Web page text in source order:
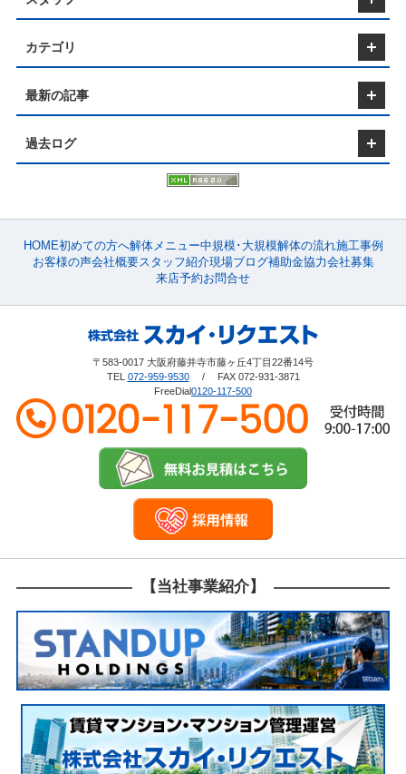
場合には解体工事業者と建設業者が別々になるケース
が一般的な為、事前に建設業者と解体工事業者と打ち
合わせをしておくと良いでしょう。 【農業用の土地
用として活用される方も少なくありません。 解体後
いないことが大前提です。 また、住宅用の土地から
農業用の土地として活用することが難しい場合もある
為農作物を育てるために土質と住宅用の土地には大き
な違いがあり、場合によっては農業用の土地として利
合】 建物の解体後に土地を売却する場合は仕上がり
す。 建物の解体後に少しでも土地の売却をお考えの
方は、整地方法にも費用をかけてみるのもひとつの手
段です。 【用途が決まってない場合】 建物の解体後
状態でその他の整地をしてしまうと後々に再整地しな
などを綺麗に取り除き、土地を平らにして最低限の状
態にしておくと、今後様々な選択肢が得られるでしょ
う。 ■整地の種類 【粗仕上げ（粗整地）】 粗整地
とは、整地の中でもとてもシンプルで解体後の土地を
平らにすることになります。 建物の解体工事を行う
とガラス・コンクリート等の破片や木くず等の様々な
産業廃棄物が発生するのでこれらの廃棄物を綺麗に取
り除いた土地を平らに整地することになります。 土
地を平らにする際には重機等の機械を使用して作業を
おこないます！ 粗整地は整地のなかでも最低限の方
法で、地面に破片やゴミ等はなく平らな土地になって
用を抑えて行うことができます！ 【真砂土整地】 真
砂土整地は粗整地と同様でガラス・コンクリート等の
破片や木くず等の様々な産業廃棄物が発生するのでこ
れらの廃棄物を綺麗に取り除いた後に真砂土を敷くこ
とになります。 真砂土整地は土地の売却をする際に
買い手の購買意欲を高めることができます。 土地を
綺麗な状態にすることができるのが、真砂土整地の特
徴です。 【砕石整地・砂利整地】 砕石整地は基本的
に粗整地と変わりはありませんが、砕石整地の場合は
整地後に砕石を敷いて綺麗な状態に仕上げることにな
ります。 土地に砕石を敷く場合には、重機やローラ
ーで締固め作業を行います。 建物の解体後に駐車場
として使用する場合に多く用いられます。 【コンク
っている場合、撤去作業が必要となり、その分の費用
用が高くなる可能性があります。 不要なものを事前
に処分しておくことで、費用の削減と工事のスムーズ
クル） まだ使用できるものがある場合は、フリマア
プリやオークションサイトを活用して売却するのも一
つの方法です。また、大阪には出張買取を行っている
リサイクルショップも多く存在するため、こうしたサ
ービスを利用するのもおすすめです。 大阪では、粗
大ゴミの処分方法として自治体の回収サービスや民間
注意） テレビ、エアコン、冷蔵庫、洗濯機などの家
電は、家電リサイクル法の対象となるため、処分方法
が法律で定められています。 これらの家電を処分す
す。 （荷物の整理が大変な場合） 「荷物の片付けや
処分が大変…」と感じる方もいるかもしれませ
ん。 その場合、解体業者に撤去・処分を依頼するこ
とも可能です。 解体工事と同時に依頼すれば、一括
で作業を進められるため手間が省けます。 また、住
んでいた方が亡くなった場合は、遺品整理業者を利用
するのも一つの方法です。 これらの業者を活用すれ
ば、解体前に短期間でスムーズに荷物を整理できま
す！ ■最後に 今回は、大阪で解体工事の費用を抑え
るためには、についてご紹介させていただきまし
た！ 大阪での解体工事の費用を少しでも抑えたい大
阪の皆様は、今回ご紹介させていただいた記事を是
非、参考にしてみてください！ 大阪市内、藤井寺
市、羽曳野市、松原市などのアスベスト事前調査、解
体工事、除去工事について分からない事や疑問点等が
ださい！ 【解体工事にお悩みの方】 【解体工事に活
工事のご相談なら株式会社スカイリクエストにお任せ
下さい。 株式会社スカイリクエストは大阪府藤井寺
市に事務所を構え、 解体工事のプロフェッショナル
としてや藤井寺市以外にも羽曳野市や松原市など南河
内地区から奈良県西部など 木造・鉄骨・RC造など構
式会社スカイリクエストの強みは、解体事業と並行し
て不動産事業も経営していますので 解体後の土地活
用のご相談など細やかなご提案が可能な点です。 現
在空き家問題や自然災害の多発など解体工事の需要は
カテゴリ
最新の記事
過去ログ
HOME初めての方へ解体メニュー中規模･大規模解体の流れ施工事例
お客様の声会社概要スタッフ紹介現場ブログ補助金協力会社募集
来店予約お問合せ
〒583-0017 大阪府藤井寺市藤ヶ丘4丁目22番14号
TEL 072-959-9530/ FAX 072-931-3871
FreeDial0120-117-500
【当社事業紹介】
無理な押し売りはいたしませんので、